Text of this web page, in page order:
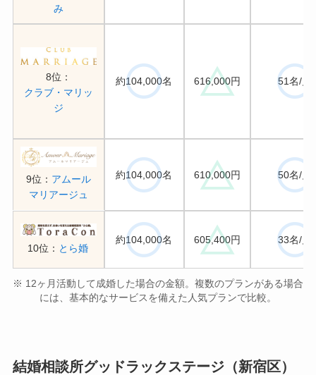
み
8位：
クラブ・マリッ
ジ
約104,000名 616,000円 51名/月
9位： アムール
マリアージュ
約104,000名 610,000円 50名/月
10位： とら婚
約104,000名 605,400円 33名/月
※ 12ヶ月活動して成婚した場合の金額。複数のプランがある場合
には、基本的なサービスを備えた人気プランで比較。
結婚相談所グッドラックステージ（新宿区）